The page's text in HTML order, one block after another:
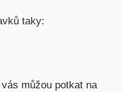
taky:
můžou potkat na